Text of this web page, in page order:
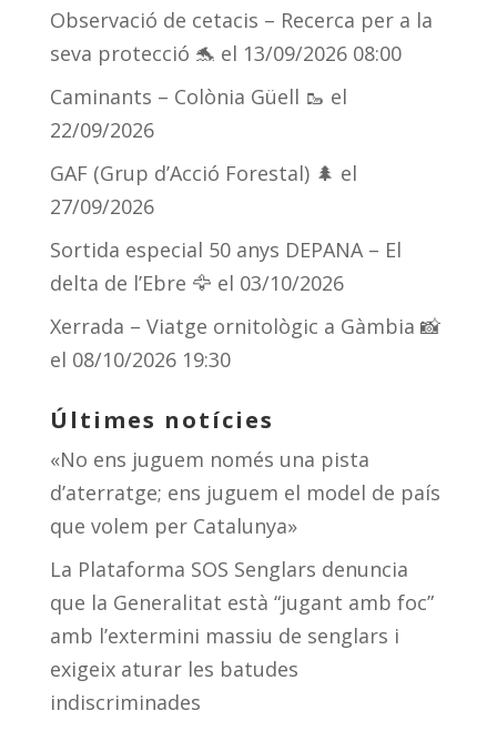
Observació de cetacis – Recerca per a la
seva protecció 🐬 el 13/09/2026 08:00
Caminants – Colònia Güell 🥾 el
22/09/2026
GAF (Grup d’Acció Forestal) 🌲 el
27/09/2026
Sortida especial 50 anys DEPANA – El
delta de l’Ebre 🦅 el 03/10/2026
Xerrada – Viatge ornitològic a Gàmbia 📸
el 08/10/2026 19:30
Últimes notícies
«No ens juguem només una pista
d’aterratge; ens juguem el model de país
que volem per Catalunya»
La Plataforma SOS Senglars denuncia
que la Generalitat està “jugant amb foc”
amb l’extermini massiu de senglars i
exigeix aturar les batudes
indiscriminades